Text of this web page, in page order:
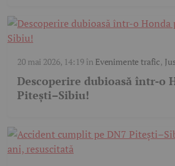
20 mai 2026, 14:19în Evenimente trafic,
Descoperire dubioasă într-o
Pitești–Sibiu!